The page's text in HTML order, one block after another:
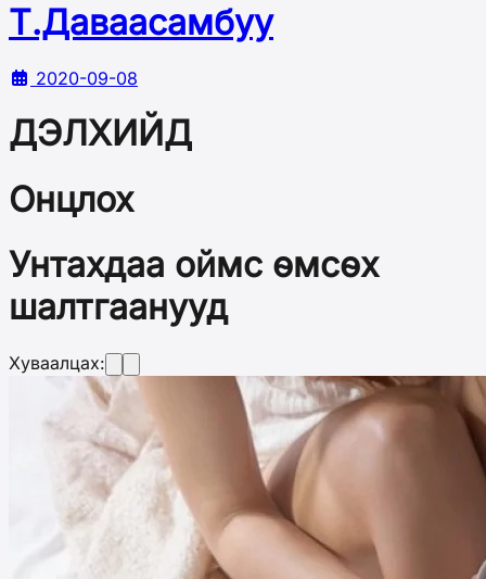
Т.Даваасамбуу
2020-09-08
ДЭЛХИЙД
Онцлох
Унтахдаа оймс өмсөх
шалтгаанууд
Хуваалцах: